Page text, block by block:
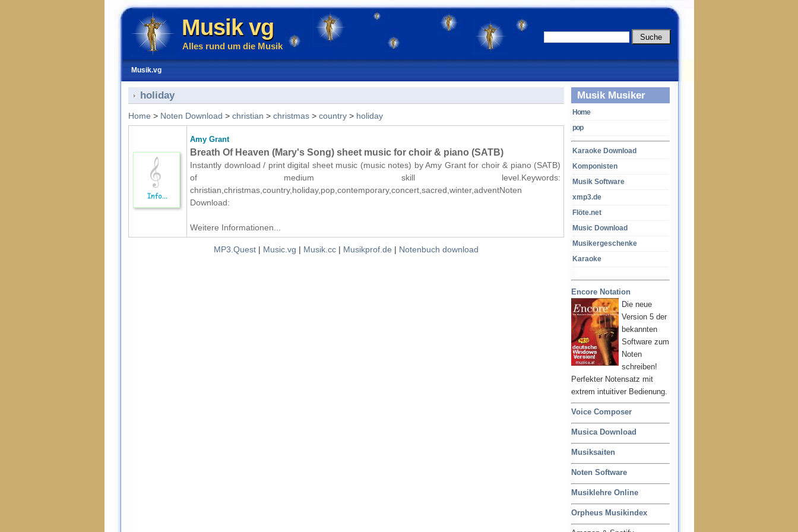
Musik vg
Alles rund um die Musik
Musik.vg
Musik Musiker
Home
pop
Karaoke Download
Komponisten
Musik Software
xmp3.de
Flöte.net
Music Download
Musikergeschenke
Karaoke
Encore Notation
Die neue
Version 5 der
bekannten
Software zum
Noten
schreiben!
Perfekter Notensatz mit
extrem intuitiver Bedienung.
Voice Composer
Musica Download
Musiksaiten
Noten Software
Musiklehre Online
Orpheus Musikindex
holiday
Home > Noten Download > christian > christmas > country > holiday
Amy Grant
Breath Of Heaven (Mary's Song) sheet music for choir & piano (SATB)
Instantly download / print digital sheet music (music notes) by Amy Grant for choir & piano (SATB)
of medium skill level.Keywords:
christian,christmas,country,holiday,pop,contemporary,concert,sacred,winter,adventNoten
Download:
Weitere Informationen...
MP3.Quest | Music.vg | Musik.cc | Musikprof.de | Notenbuch download